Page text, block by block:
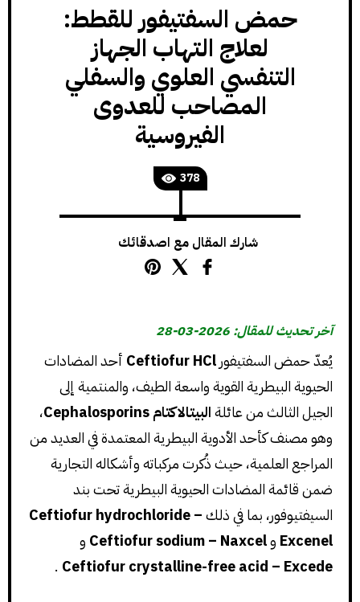
حمض السفتيفور للقطط:
لعلاج التهاب الجهاز
التنفسي العلوي والسفلي
المصاحب للعدوى
الفيروسية
378
شارك المقال مع اصدقائك
آخر تحديث للمقال: 2026-03-28
يُعدّ حمض السفتيفور Ceftiofur HCl أحد المضادات
الحيوية البيطرية القوية واسعة الطيف، والمنتمية إلى
الجيل الثالث من عائلةالبيتالاكتام Cephalosporins
،
وهو مصنف كأحد الأدوية البيطرية المعتمدة في العديد من
المراجع العلمية، حيث ذُكرت مركباته وأشكاله التجارية
ضمن قائمة المضادات الحيوية البيطرية تحت بند
السيفتيوفور، بما في ذلكCeftiofur hydrochloride –
Excenel وCeftiofur sodium – Naxcel و
Ceftiofur crystalline-free acid – Excede
.